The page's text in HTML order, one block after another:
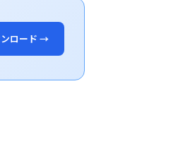
ロード →